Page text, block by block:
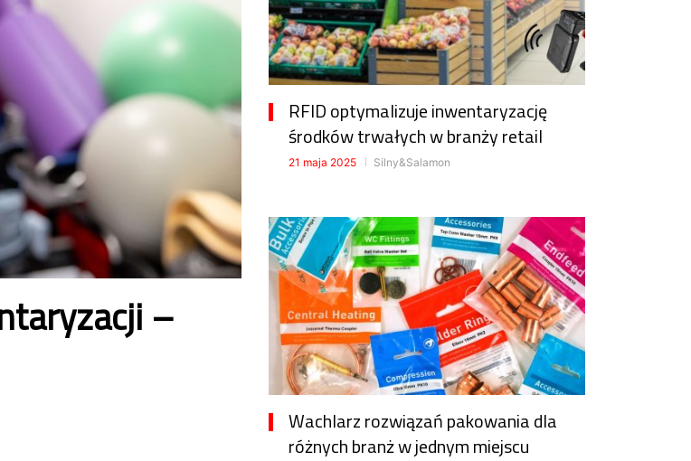
–
RFID optymalizuje inwentaryzację
środków trwałych w branży retail
21 maja 2025 Silny&Salamon
Wachlarz rozwiązań pakowania dla
różnych branż w jednym miejscu